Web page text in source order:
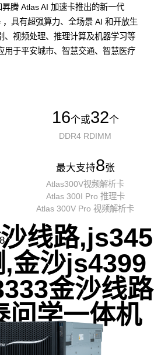
腾 Atlas AI 加速卡推出的新一代
具有超强算力、全场景 AI 和开放生
、视频处理、推理计算及机器学习等
用于平安城市、智慧交通、智慧医疗
16个或32个
DDR4 RDIMM
最大支持8张
Atlas300V视频解析卡
Atlas 300I Pro 推理卡
Atlas 300V Pro 视频解析卡
线路,js345
金沙js4399
金沙线路
问学一体机